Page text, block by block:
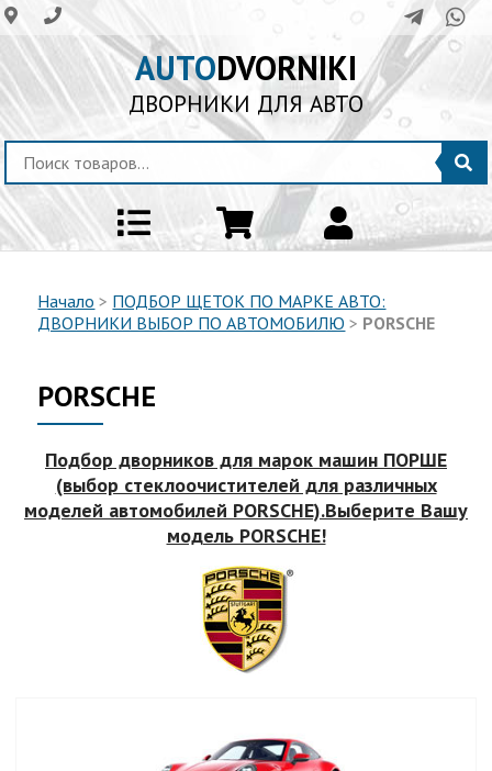
AUTODVORNIKI
ДВОРНИКИ ДЛЯ АВТО
Начало > ПОДБОР ЩЕТОК ПО МАРКЕ АВТО:
ДВОРНИКИ ВЫБОР ПО АВТОМОБИЛЮ > PORSCHE
PORSCHE
Подбор дворников для марок машин ПОРШЕ
(выбор стеклоочистителей для различных
моделей автомобилей PORSCHE).Выберите Вашу
модель PORSCHE!